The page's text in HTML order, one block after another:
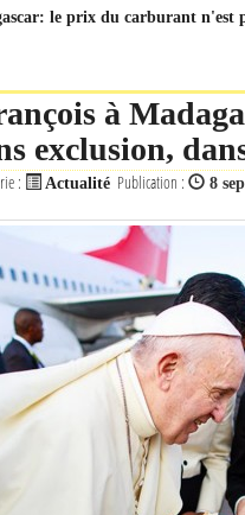
le prix du carburant n'est
à
exclusion,
: Actualité Publication : 8